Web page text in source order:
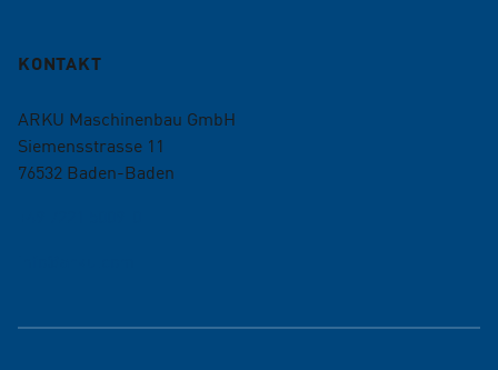
KONTAKT
ARKU Maschinenbau GmbH
Siemensstrasse 11
76532 Baden-Baden